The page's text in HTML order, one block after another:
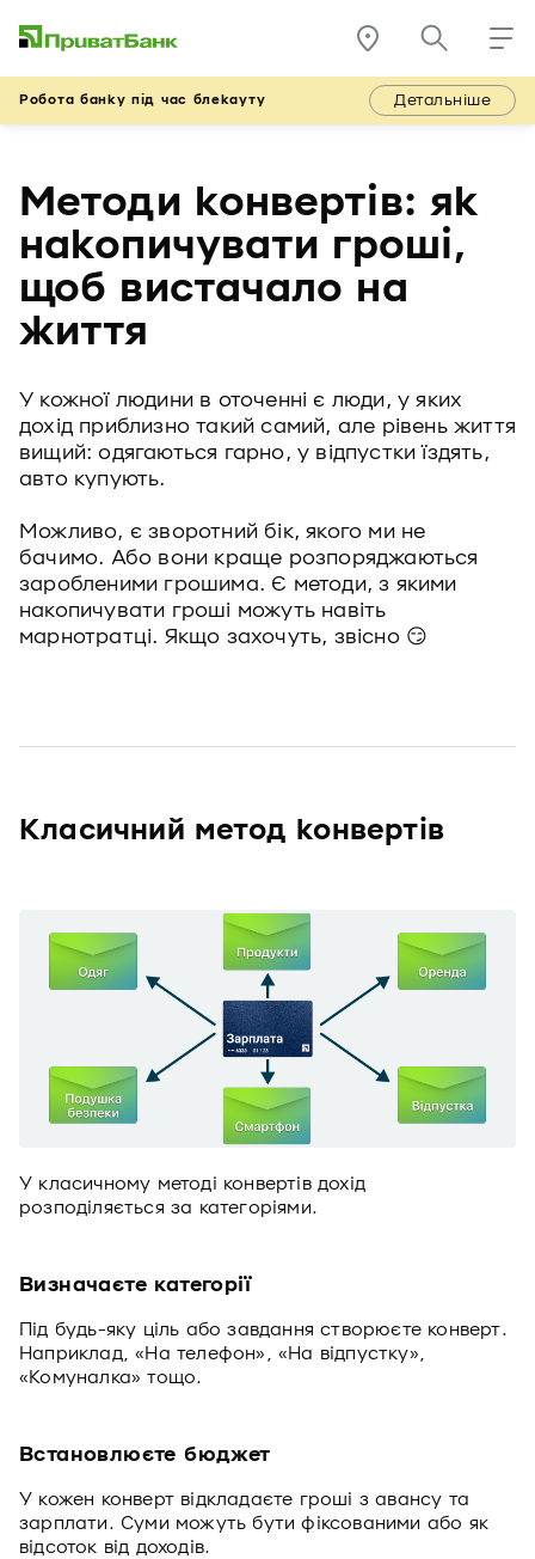
Робота банку під час блекауту Детальніше
Методи конвертів: як
накопичувати гроші,
щоб вистачало на
життя
У кожної людини в оточенні є люди, у яких
дохід приблизно такий самий, але рівень життя
вищий: одягаються гарно, у відпустки їздять,
авто купують.
Можливо, є зворотний бік, якого ми не
бачимо. Або вони краще розпоряджаються
заробленими грошима. Є методи, з якими
накопичувати гроші можуть навіть
марнотратці. Якщо захочуть, звісно 😏
Класичний метод конвертів
У класичному методі конвертів дохід
розподіляється за категоріями.
Визначаєте категорії
Під будь-яку ціль або завдання створюєте конверт.
Наприклад, «На телефон», «На відпустку»,
«Комуналка» тощо.
Встановлюєте бюджет
У кожен конверт відкладаєте гроші з авансу та
зарплати. Суми можуть бути фіксованими або як
відсоток від доходів.